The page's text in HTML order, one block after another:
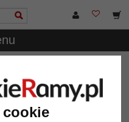
na wymiar